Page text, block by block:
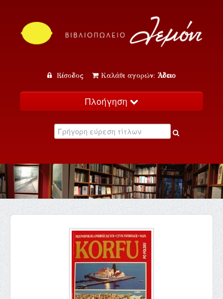
Είσοδος Καλάθι αγορών: Άδειο
Πλοήγηση
Κατάλογος
Εκδηλώσεις
Επικοινωνία